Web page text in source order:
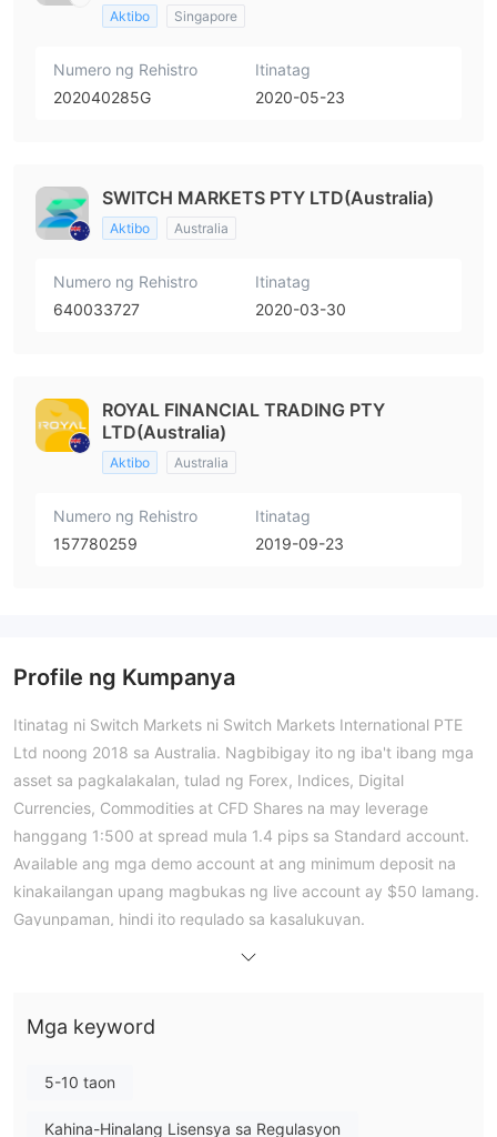
Aktibo Singapore
Numero ng Rehistro
202040285G
Itinatag
2020-05-23
SWITCH MARKETS PTY LTD(Australia)
Aktibo Australia
Numero ng Rehistro
640033727
Itinatag
2020-03-30
ROYAL FINANCIAL TRADING PTY
LTD(Australia)
Aktibo Australia
Numero ng Rehistro
157780259
Itinatag
2019-09-23
Profile ng Kumpanya
Itinatag ni Switch Markets ni Switch Markets International PTE
Ltd noong 2018 sa Australia. Nagbibigay ito ng iba't ibang mga
asset sa pagkalakalan, tulad ng Forex, Indices, Digital
Currencies, Commodities at CFD Shares na may leverage
hanggang 1:500 at spread mula 1.4 pips sa Standard account.
Available ang mga demo account at ang minimum deposit na
kinakailangan upang magbukas ng live account ay $50 lamang.
Gayunpaman, hindi ito regulado sa kasalukuyan.
Mga Kalamangan at Disadvantages
Totoo ba ang Switch Markets?
institusyon na SWITCH MARKETS PTY LTD ay iba sa kumpanya
lisensya at email address nito ay parehong iba sa broker.
Mga keyword
5-10 taon
Kahina-Hinalang Lisensya sa Regulasyon